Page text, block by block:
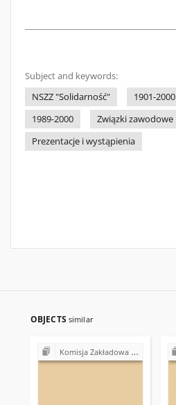
Subject and keywords:
NSZZ "Solidarność"
1901-2000
1989-2000
Związki zawodowe
Prezentacje i wystąpienia
OBJECTS similar
Komisja Zakładowa NSZZ "Solidarność" przy Urzędzie Gminy w Bodzentynie